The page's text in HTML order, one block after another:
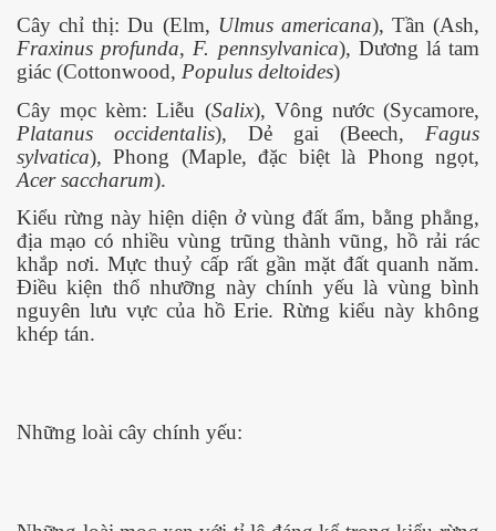
Cây chỉ thị: Du (Elm, Ulmus americana), Tần (Ash,
Fraxinus profunda, F. pennsylvanica), Dương lá tam
giác (Cottonwood, Populus deltoides)
Cây mọc kèm: Liễu (Salix), Vông nước (Sycamore,
Platanus occidentalis), Dẻ gai (Beech, Fagus
sylvatica), Phong (Maple, đặc biệt là Phong ngọt,
Acer saccharum).
Kiểu rừng này hiện diện ở vùng đất ẩm, bằng phẳng,
địa mạo có nhiều vùng trũng thành vũng, hồ rải rác
khắp nơi. Mực thuỷ cấp rất gần mặt đất quanh năm.
Điều kiện thổ nhưỡng này chính yếu là vùng bình
nguyên lưu vực của hồ Erie. Rừng kiểu này không
khép tán.
Những loài cây chính yếu:
Kỳ